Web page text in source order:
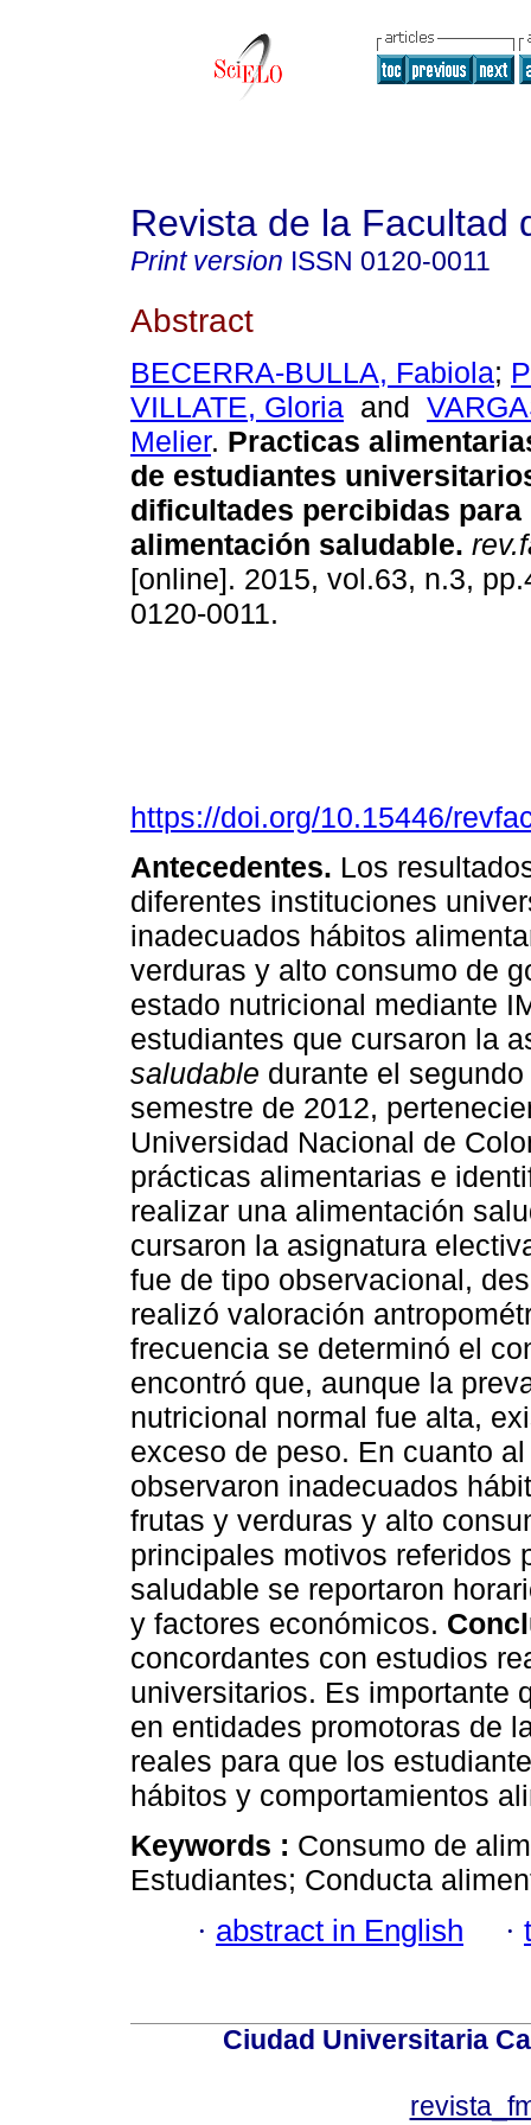
Revista de la Facultad
Print version ISSN 0120-0011
Abstract
BECERRA-BULLA, Fabiola;
VILLATE, Gloria and
Melier. Practicas
de estudiantes
dificultades percibidas para
alimentación saludable.
[online]. 2015, vol.63, n.3,
0120-0011.
https://doi.org/10.15446/
Antecedentes. Los
diferentes instituciones
inadecuados hábitos
verduras y alto consumo de
estado nutricional mediante
estudiantes que cursaron la
saludable durante el
semestre de 2012,
Universidad Nacional de
prácticas alimentarias e
realizar una alimentación
cursaron la asignatura
fue de tipo observacional,
realizó valoración
frecuencia se determinó el
encontró que, aunque la
nutricional normal fue alta,
exceso de peso. En cuanto
observaron inadecuados
frutas y verduras y alto
principales motivos referidos
saludable se reportaron
y factores económicos.
concordantes con estudios
universitarios. Es importante
en entidades promotoras de
reales para que los
hábitos y comportamientos
Keywords : Consumo de
Estudiantes; Conducta
· abstract in English ·
Ciudad Universitaria